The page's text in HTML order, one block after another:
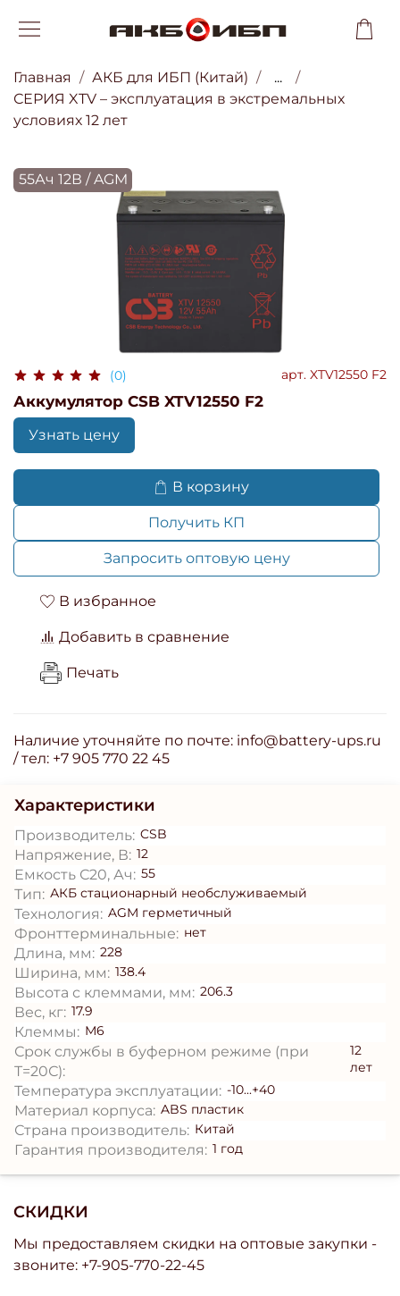
Главная АКБ для ИБП (Китай)
...
СЕРИЯ XTV – эксплуатация в экстремальных
условиях 12 лет
55Ач 12В / AGM
(0) арт. XTV12550 F2
Аккумулятор CSB XTV12550 F2
Узнать цену
В корзину
Получить КП
Запросить оптовую цену
В избранное
Добавить в сравнение
Печать
Наличие уточняйте по почте: info@battery-ups.ru
/ тел: +7 905 770 22 45
СКИДКИ
Мы предоставляем скидки на оптовые закупки -
звоните: +7-905-770-22-45
Характеристики
Производитель: CSB
Напряжение, В: 12
Емкость С20, Ач: 55
Тип: АКБ стационарный необслуживаемый
Технология: AGM герметичный
Фронттерминальные: нет
Длина, мм: 228
Ширина, мм: 138.4
Высота с клеммами, мм: 206.3
Вес, кг: 17.9
Клеммы: М6
Срок службы в буферном режиме (при
T=20С):
12
лет
Температура эксплуатации: -10...+40
Материал корпуса: ABS пластик
Страна производитель: Китай
Гарантия производителя: 1 год